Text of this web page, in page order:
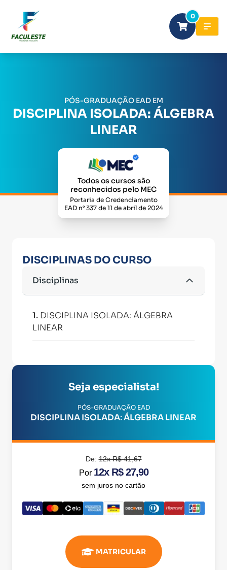
0
PÓS-GRADUAÇÃO EAD EM
DISCIPLINA ISOLADA: ÁLGEBRA
LINEAR
Todos os cursos são
reconhecidos pelo MEC
Portaria de Credenciamento
EAD n° 337 de 11 de abril de 2024
DISCIPLINAS DO CURSO
Disciplinas
1. DISCIPLINA ISOLADA: ÁLGEBRA
LINEAR
Seja especialista!
PÓS-GRADUAÇÃO EAD
DISCIPLINA ISOLADA: ÁLGEBRA LINEAR
De:12x R$ 41,67
Por 12x R$ 27,90
sem juros no cartão
MATRICULAR